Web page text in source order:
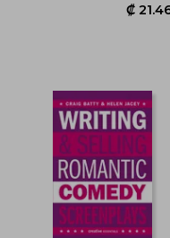
₡ 10.717